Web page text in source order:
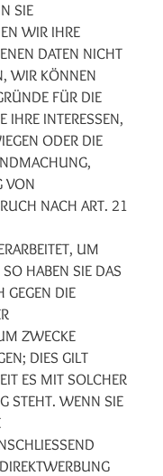
SIE
WIR IHRE
DATEN NICHT
WIR KÖNNEN
FÜR DIE
IHRE INTERESSEN,
ODER DIE
VON
NACH ART. 21
UM
HABEN SIE DAS
GEGEN DIE
ZWECKE
DIES GILT
ES MIT SOLCHER
STEHT. WENN SIE